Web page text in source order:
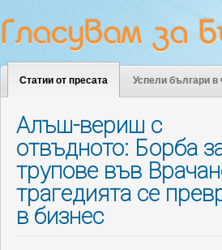
Статии от пресата Успели българи в
Алъш-вериш с
отвъдното: Борба
трупове във
трагедията се
в бизнес